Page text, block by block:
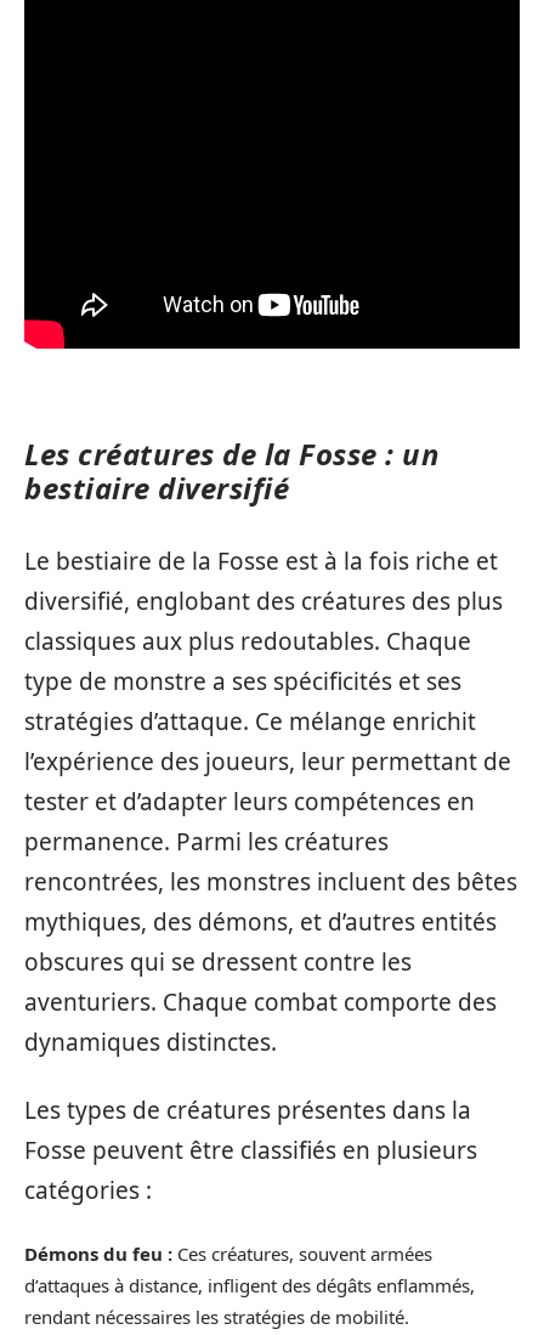
Les créatures de la Fosse : un
bestiaire diversifié
Le bestiaire de la Fosse est à la fois riche et
diversifié, englobant des créatures des plus
classiques aux plus redoutables. Chaque
type de monstre a ses spécificités et ses
stratégies d’attaque. Ce mélange enrichit
l’expérience des joueurs, leur permettant de
tester et d’adapter leurs compétences en
permanence. Parmi les créatures
rencontrées, les monstres incluent des bêtes
mythiques, des démons, et d’autres entités
obscures qui se dressent contre les
aventuriers. Chaque combat comporte des
dynamiques distinctes.
Les types de créatures présentes dans la
Fosse peuvent être classifiés en plusieurs
catégories :
Démons du feu : Ces créatures, souvent armées
d’attaques à distance, infligent des dégâts enflammés,
rendant nécessaires les stratégies de mobilité.